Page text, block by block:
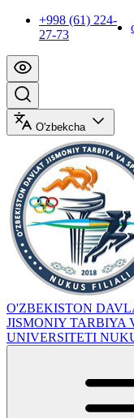
+998 (61) 224-
27-73
O'zbekcha
O'ZBEKISTON
JISMONIY TARBIYA
UNIVERSITETI